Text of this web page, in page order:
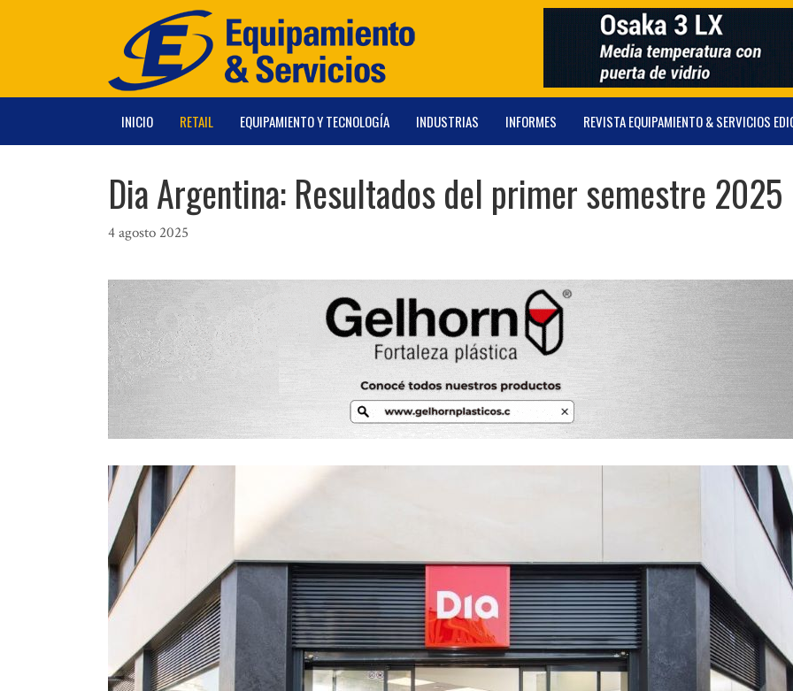
INICIO RETAIL EQUIPAMIENTO Y TECNOLOGÍA INDUSTRIAS INFORMES REVISTA EQUIPAMIENTO & SERVICIOS
Dia Argentina: Resultados del primer semestre 2025
4 agosto 2025